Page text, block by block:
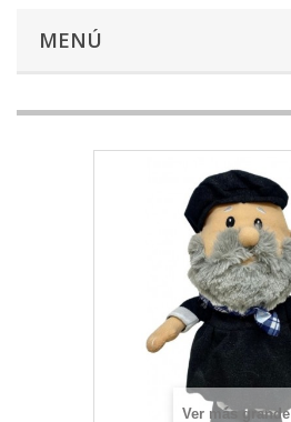
MENÚ
Ver más grande